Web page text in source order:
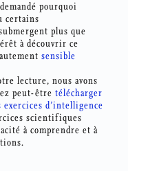
pourquoi
certains
plus que
à découvrir ce
sensible
lecture, nous avons
peut-être télécharger
d’intelligence
scientifiques
à comprendre et à